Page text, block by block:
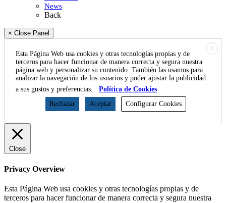
News
Back
× Close Panel
X
Esta Página Web usa cookies y otras tecnologías propias y de
terceros para hacer funcionar de manera correcta y segura nuestra
página web y personalizar su contenido. También las usamos para
analizar la navegación de los usuarios y poder ajustar la publicidad
a sus gustos y preferencias.
Política de Cookies
Rechazar
Aceptar Configurar Cookies
Close
Privacy Overview
Esta Página Web usa cookies y otras tecnologías propias y de
terceros para hacer funcionar de manera correcta y segura nuestra